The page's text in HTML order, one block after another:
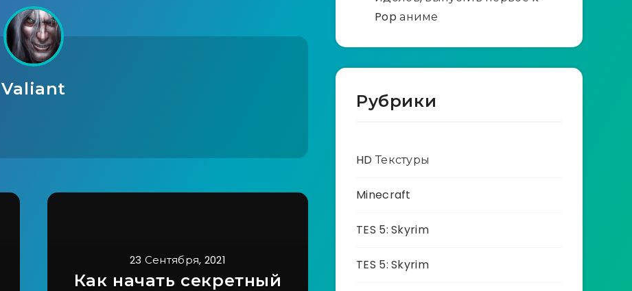
Valiant
23 Сентября, 2021
Как начать секретный
Pop аниме
Рубрики
HD Текстуры
Minecraft
TES 5: Skyrim
TES 5: Skyrim